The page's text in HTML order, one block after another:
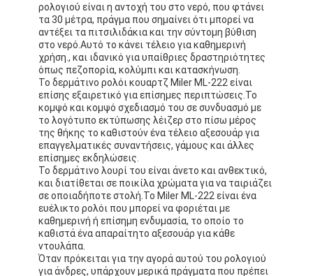
ρολογιού είναι η αντοχή του στο νερό, που φτάνει
τα 30 μέτρα, πράγμα που σημαίνει ότι μπορεί να
αντέξει τα πιτσιλιδάκια και την σύντομη βύθιση
στο νερό.Αυτό το κάνει τέλειο για καθημερινή
χρήση., και ιδανικό για υπαίθριες δραστηριότητες
όπως πεζοπορία, κολύμπι και κατασκήνωση.
Το δερμάτινο ρολόι κουαρτζ Miler ML-222 είναι
επίσης εξαιρετικό για επίσημες περιπτώσεις.Το
κομψό και κομψό σχεδιασμό του σε συνδυασμό με
το λογότυπο εκτύπωσης λέιζερ στο πίσω μέρος
της θήκης το καθιστούν ένα τέλειο αξεσουάρ για
επαγγελματικές συναντήσεις, γάμους και άλλες
επίσημες εκδηλώσεις.
Το δερμάτινο λουρί του είναι άνετο και ανθεκτικό,
και διατίθεται σε ποικίλα χρώματα για να ταιριάζει
σε οποιαδήποτε στολή.Το Miler ML-222 είναι ένα
ευέλικτο ρολόι που μπορεί να φοριέται με
καθημερινή ή επίσημη ενδυμασία, το οποίο το
καθιστά ένα απαραίτητο αξεσουάρ για κάθε
ντουλάπα.
Όταν πρόκειται για την αγορά αυτού του ρολογιού
για άνδρες, υπάρχουν μερικά πράγματα που πρέπει